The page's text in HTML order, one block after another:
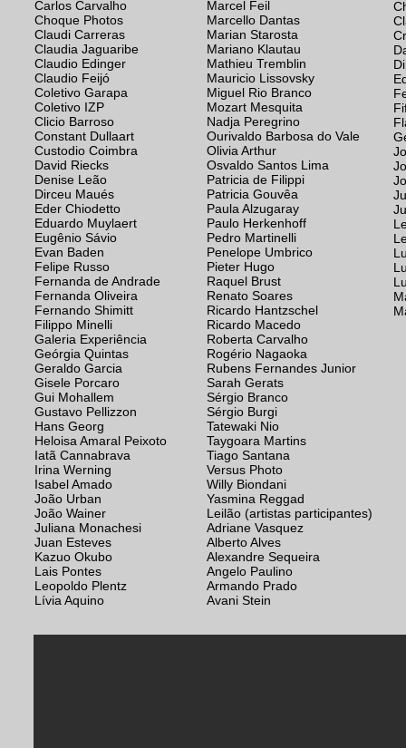
Carlos Carvalho
Choque Photos
Claudi Carreras
Claudia Jaguaribe
Claudio Edinger
Claudio Feijó
Coletivo Garapa
Coletivo IZP
Clicio Barroso
Constant Dullaart
Custodio Coimbra
David Riecks
Denise Leão
Dirceu Maués
Eder Chiodetto
Eduardo Muylaert
Eugênio Sávio
Evan Baden
Felipe Russo
Fernanda de Andrade
Fernanda Oliveira
Fernando Shimitt
Filippo Minelli
Galeria Experiência
Geórgia Quintas
Geraldo Garcia
Gisele Porcaro
Gui Mohallem
Gustavo Pellizzon
Hans Georg
Heloisa Amaral Peixoto
Iatã Cannabrava
Irina Werning
Isabel Amado
João Urban
João Wainer
Juliana Monachesi
Juan Esteves
Kazuo Okubo
Lais Pontes
Leopoldo Plentz
Lívia Aquino
Marcel Feil
Marcello Dantas
Marian Starosta
Mariano Klautau
Mathieu Tremblin
Mauricio Lissovsky
Miguel Rio Branco
Mozart Mesquita
Nadja Peregrino
Ourivaldo Barbosa do Vale
Olivia Arthur
Osvaldo Santos Lima
Patricia de Filippi
Patricia Gouvêa
Paula Alzugaray
Paulo Herkenhoff
Pedro Martinelli
Penelope Umbrico
Pieter Hugo
Raquel Brust
Renato Soares
Ricardo Hantzschel
Ricardo Macedo
Roberta Carvalho
Rogério Nagaoka
Rubens Fernandes Junior
Sarah Gerats
Sérgio Branco
Sérgio Burgi
Tatewaki Nio
Taygoara Martins
Tiago Santana
Versus Photo
Willy Biondani
Yasmina Reggad
Leilão (artistas participantes)
Adriane Vasquez
Alberto Alves
Alexandre Sequeira
Angelo Paulino
Armando Prado
Avani Stein